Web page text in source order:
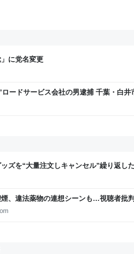
に党名変更
ードサービス会社の男逮捕 千葉・白井
ズを“大量注文しキャンセル”繰り返し
8月6日掲載）｜日テレNEWS NNN
、違法薬物の連想シーンも…視聴者批
ないほうが」 - ライブドアニュース